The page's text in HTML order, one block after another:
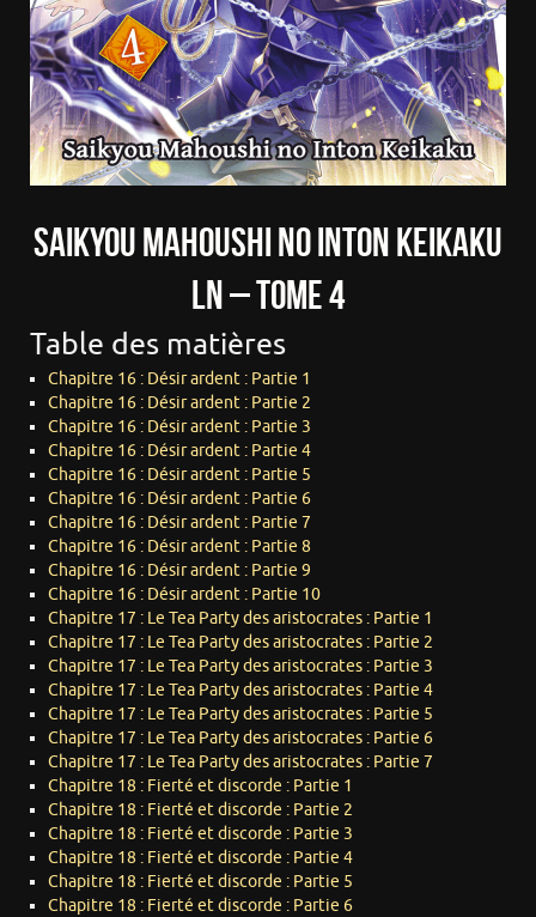
Saikyou Mahoushi no Inton Keikaku
LN – Tome 4
Table des matières
Chapitre 16 : Désir ardent : Partie 1
Chapitre 16 : Désir ardent : Partie 2
Chapitre 16 : Désir ardent : Partie 3
Chapitre 16 : Désir ardent : Partie 4
Chapitre 16 : Désir ardent : Partie 5
Chapitre 16 : Désir ardent : Partie 6
Chapitre 16 : Désir ardent : Partie 7
Chapitre 16 : Désir ardent : Partie 8
Chapitre 16 : Désir ardent : Partie 9
Chapitre 16 : Désir ardent : Partie 10
Chapitre 17 : Le Tea Party des aristocrates : Partie 1
Chapitre 17 : Le Tea Party des aristocrates : Partie 2
Chapitre 17 : Le Tea Party des aristocrates : Partie 3
Chapitre 17 : Le Tea Party des aristocrates : Partie 4
Chapitre 17 : Le Tea Party des aristocrates : Partie 5
Chapitre 17 : Le Tea Party des aristocrates : Partie 6
Chapitre 17 : Le Tea Party des aristocrates : Partie 7
Chapitre 18 : Fierté et discorde : Partie 1
Chapitre 18 : Fierté et discorde : Partie 2
Chapitre 18 : Fierté et discorde : Partie 3
Chapitre 18 : Fierté et discorde : Partie 4
Chapitre 18 : Fierté et discorde : Partie 5
Chapitre 18 : Fierté et discorde : Partie 6